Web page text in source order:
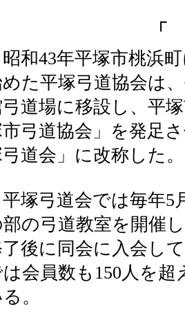
和43年平塚市桃浜
た平塚弓道協会は
道場に移設し、平
弓道協会」を発足
道会」に改称した。
塚弓道会では毎年5
部の弓道教室を開催
後に同会に入会し
会員数も150人を
。